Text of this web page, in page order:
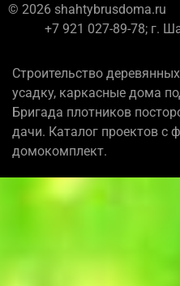
© 2026 shahtybrusdoma.ru
+7 921 027-89-78; г.
Строительство
усадку, каркасные дома
Бригада плотников
дачи. Каталог проектов с
домокомплект.